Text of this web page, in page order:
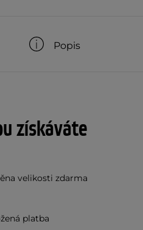
Popis
získáváte
velikosti zdarma
platba